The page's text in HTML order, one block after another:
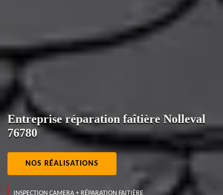
Entreprise réparation faîtière Nolleval
76780
NOS RÉALISATIONS
INSPECTION CAMERA + RÉPARATION FAITIÈRE